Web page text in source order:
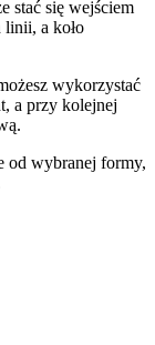
stać się wejściem
linii, a koło
wykorzystać
a przy kolejnej
od wybranej formy,